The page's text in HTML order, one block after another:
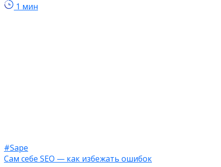
1 мин
#Sape
Сам себе SEO — как избежать ошибок